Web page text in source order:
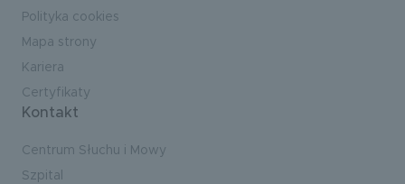
Polityka cookies
Mapa strony
Kariera
Certyfikaty
Kontakt
Centrum Słuchu i Mowy
Szpital